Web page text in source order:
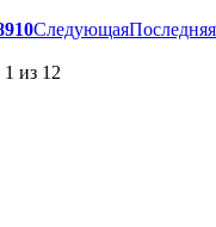
910СледующаяПоследняя
из 12